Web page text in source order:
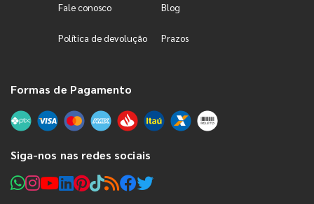
Fale conosco Blog
Política de devolução Prazos
Formas de Pagamento
Siga-nos nas redes sociais